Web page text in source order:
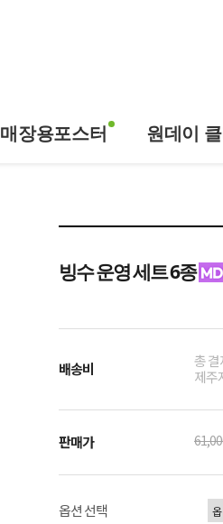
매장용포스터 원데이
빙수 운영 세트 6종
배송비
총
제주
판매가
옵션 선택